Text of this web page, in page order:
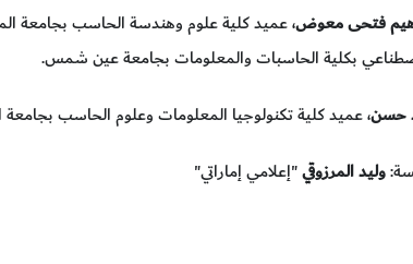
فتحى معوض، عميد كلية علوم وهندسة الحاسب بجامعة
بكلية الحاسبات والمعلومات بجامعة عين شمس.
حسن، عميد كلية تكنولوجيا المعلومات وعلوم الحاسب بجامعة
وليد المرزوقي"إعلامي إماراتي"